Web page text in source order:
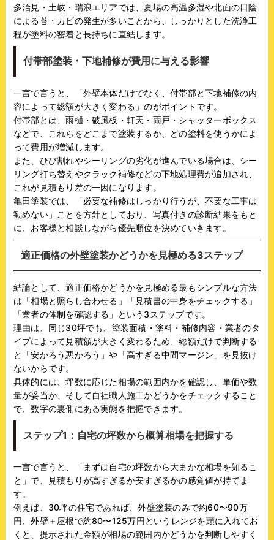
多治見・土岐・瑞浪エリアでは、夏場の高温多湿や北面の日陰
による苔・カビの発生が多いことから、しっかりとした洗浄工
程が塗料の密着と長持ちに直結します。
付帯部塗装・下地補修が費用に与える影響
一言で言うと、「外壁本体だけでなく、付帯部と下地補修の内
容によって総額が大きく変わる」のがポイントです。
付帯部とは、雨樋・破風板・軒天・雨戸・シャッターボックス
などで、これらをどこまで塗装するか、どの塗料を使うかによ
って費用が増減します。
また、ひび割れやシーリングの劣化が進んでいる場合は、シー
リング打ち替えやクラック補修などの下地処理費が追加され、
これが見積もり差の一因になります。
亀田塗装では、「必要な補修はしっかり行うが、不要な工事は
勧めない」ことを方針としており、写真付きの診断結果をもと
に、お客様と相談しながら優先順位を決めていきます。
適正価格の外壁塗装かどうかを見極める3ステップ
結論として、適正価格かどうかを見極める最もシンプルな方法
は「相場と照らし合わせる」「見積書の中身をチェックする」
「業者の体制を確認する」という3ステップです。
理由は、同じ30坪でも、塗装面積・塗料・補修内容・業者のタ
イプによって見積額が大きく変わるため、総額だけで判断する
と「安かろう悪かろう」や「高すぎる中間マージン」を見抜け
ないからです。
具体的には、坪数に応じた相場の範囲内かを確認し、単価や数
量が妥当か、そして自社職人施工かどうかをチェックすること
で、数字の裏側にある実態を把握できます。
ステップ1：自宅の坪数から概算相場を把握する
一言で言うと、「まずは自宅の坪数から大まかな相場を知るこ
と」で、見積もりが高すぎるか安すぎるかの感覚値が持てま
す。
例えば、30坪の住宅であれば、外壁塗装のみで約60〜90万
円、外壁＋屋根で約80〜125万円というレンジを頭に入れてお
くと、提示された金額が相場の範囲内かどうかを判断しやすく